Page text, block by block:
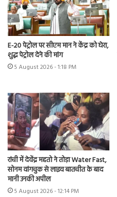
E-20 पेट्रोल पर सीएम मान ने केंद्र को घेरा,
शुद्ध पेट्रोल देने की मांग
5 August 2026 - 1:18 PM
रांची में देवेंद्र महतो ने तोड़ा Water Fast,
सोनम वांगचुक से लाइव बातचीत के बाद
मानी उनकी अपील
5 August 2026 - 12:14 PM